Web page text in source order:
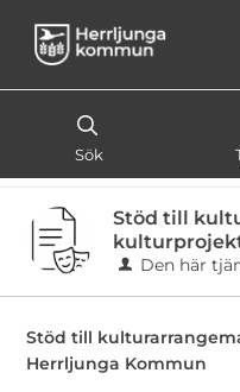
e-
tjänster
Herrljunga
kommun
Sök
Stöd till
Den här
Stöd till
Herrljunga Kommun